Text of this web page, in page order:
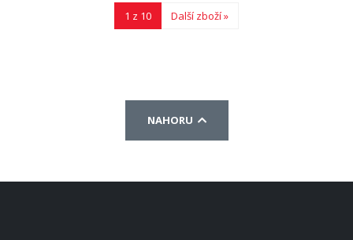
1 z 10 Další zboží »
NAHORU